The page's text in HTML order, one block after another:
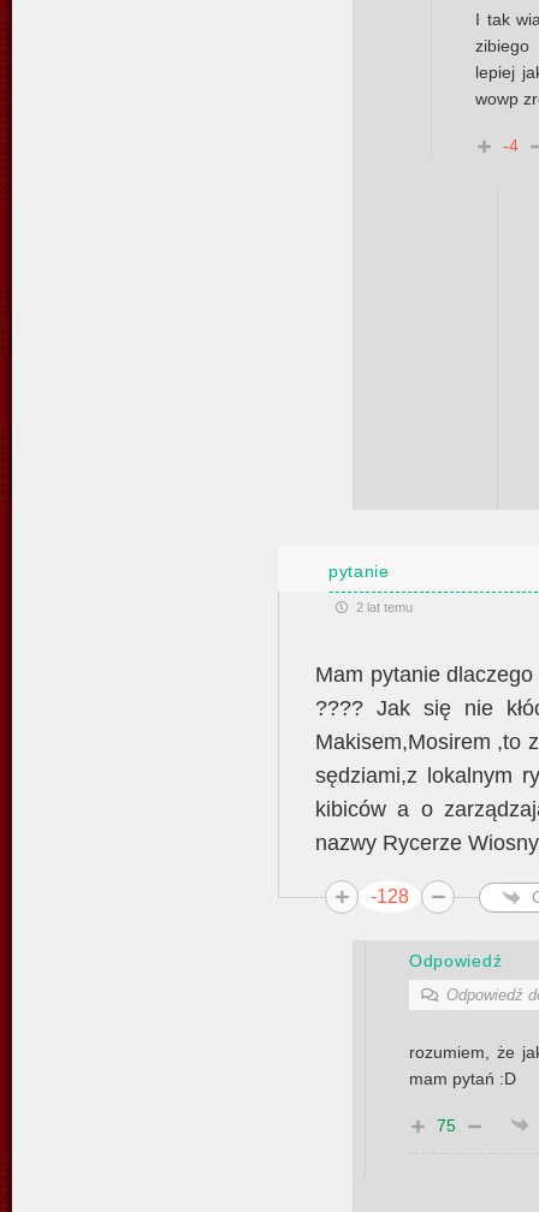
I tak
lepiej
wowp
-4
pytanie
2 lat temu
Mam pytanie
???? Jak się nie
Makisem,Mosirem ,to
sędziami,z lokalnym
kibiców a o
nazwy Rycerze
-128
Odpowiedź
Odpowiedź
rozumiem, że
mam pytań :D
75